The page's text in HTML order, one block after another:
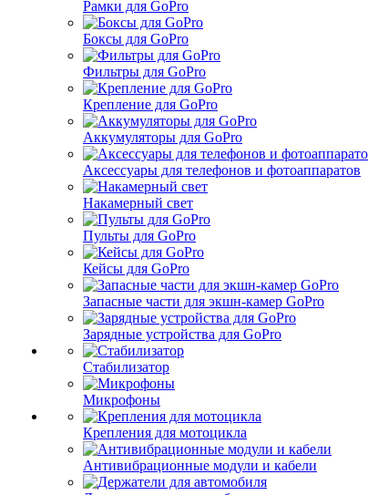
Рамки для GoPro
Боксы для GoPro
Фильтры для GoPro
Крепление для GoPro
Аккумуляторы для GoPro
Аксессуары для телефонов и фотоаппаратов
Накамерный свет
Пульты для GoPro
Кейсы для GoPro
Запасные части для экшн-камер GoPro
Зарядные устройства для GoPro
Стабилизатор
Микрофоны
Крепления для мотоцикла
Антивибрационные модули и кабели